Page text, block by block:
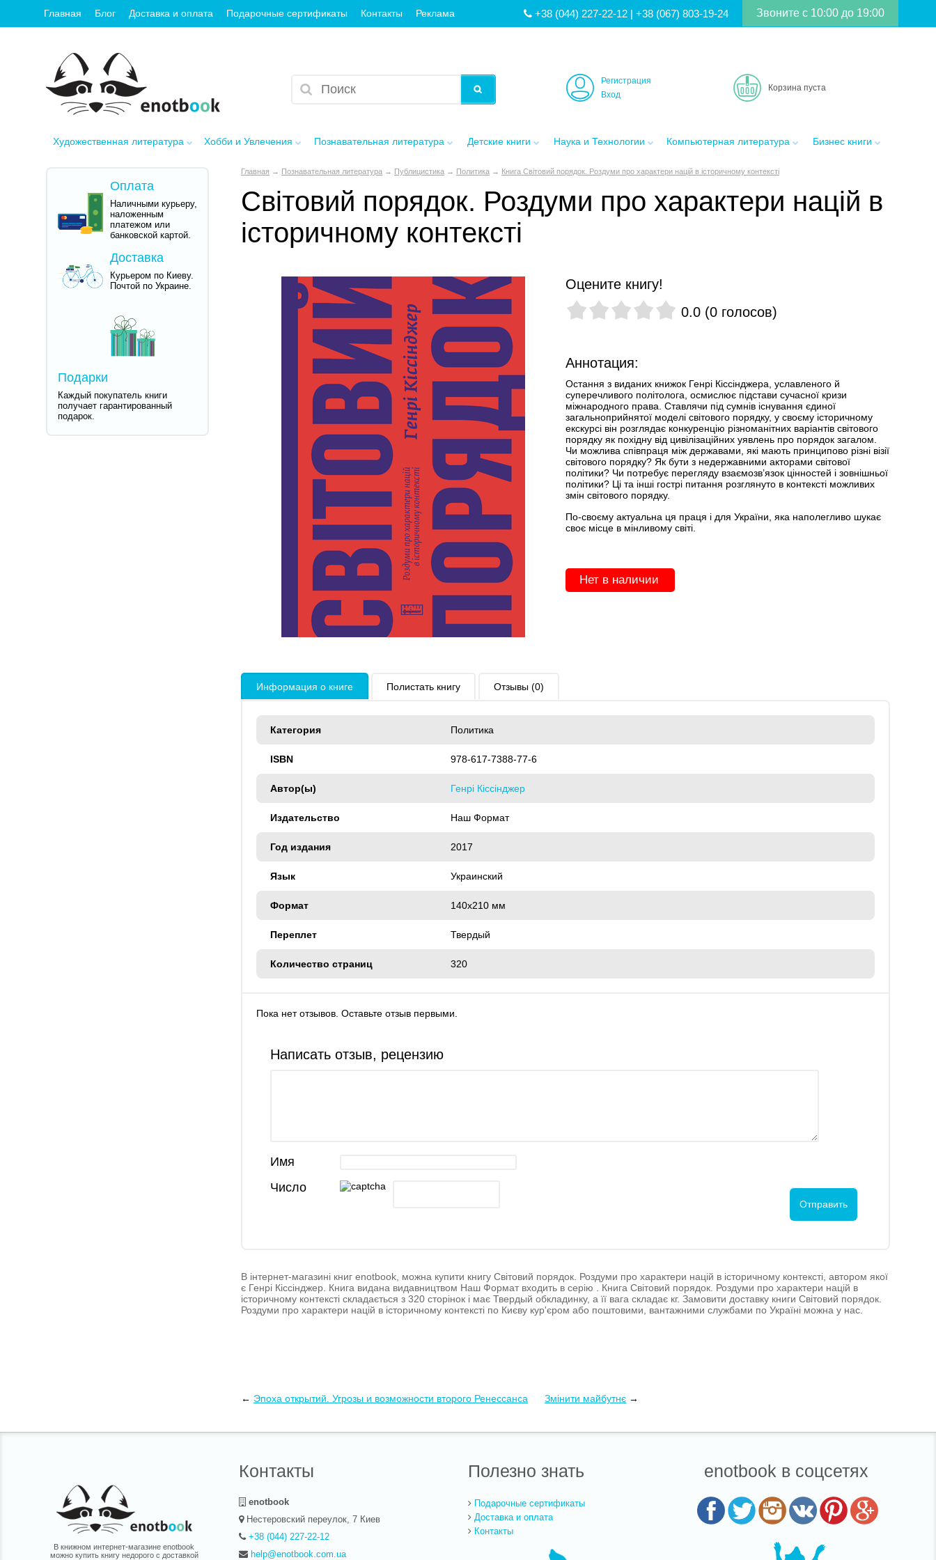
Главная Блог Доставка и оплата Подарочные сертификаты Контакты Реклама Звоните с 10:00 до 19:00
+38 (044) 227-22-12 |+38 (067) 803-19-24
Корзина пуста
Регистрация
Вход
Художественная литература Хобби и Увлечения Познавательная литература Детские книги Наука и Технологии Компьютерная литература Бизнес книги
Оплата
Наличными курьеру,
наложенным
платежом или
банковской картой.
Доставка
Курьером по Киеву.
Почтой по Украине.
Подарки
Каждый покупатель книги
получает гарантированный
подарок.
Главная → Познавательная литература → Публицистика → Политика → Книга Світовий порядок. Роздуми про характери націй в історичному контексті
Світовий порядок. Роздуми про характери націй в
історичному контексті
Оцените книгу!
0.0 (0 голосов)
Аннотация:
Остання з виданих книжок Генрі Кіссінджера, уславленого й
суперечливого політолога, осмислює підстави сучасної кризи
міжнародного права. Ставлячи під сумнів існування єдиної
загальноприйнятої моделі світового порядку, у своєму історичному
екскурсі він розглядає конкуренцію різноманітних варіантів світового
порядку як похідну від цивілізаційних уявлень про порядок загалом.
Чи можлива співпраця між державами, які мають принципово різні візії
світового порядку? Як бути з недержавними акторами світової
політики? Чи потребує перегляду взаємозв’язок цінностей і зовнішньої
політики? Ці та інші гострі питання розглянуто в контексті можливих
змін світового порядку.
По-своєму актуальна ця праця і для України, яка наполегливо шукає
своє місце в мінливому світі.
Нет в наличии
Информация о книге Полистать книгу Отзывы (0)
Категория Политика
ISBN 978-617-7388-77-6
Автор(ы) Генрі Кіссінджер
Издательство Наш Формат
Год издания 2017
Язык Украинский
Формат 140x210 мм
Переплет Твердый
Количество страниц 320
Пока нет отзывов. Оставьте отзыв первыми.
Написать отзыв, рецензию
Имя
Число
В інтернет-магазині книг enotbook, можна купити книгу Світовий порядок. Роздуми про характери націй в історичному контексті, автором якої
є Генрі Кіссінджер. Книга видана видавництвом Наш Формат входить в серію . Книга Світовий порядок. Роздуми про характери націй в
історичному контексті складається з 320 сторінок і має Твердый обкладинку, а її вага складає кг. Замовити доставку книги Світовий порядок.
Роздуми про характери націй в історичному контексті по Києву кур'єром або поштовими, вантажними службами по Україні можна у нас.
← Эпоха открытий. Угрозы и возможности второго Ренессанса Змінити майбутнє →
В книжном интернет-магазине enotbook
можно купить книгу недорого с доставкой
Контакты
enotbook
Нестеровский переулок, 7 Киев
+38 (044) 227-22-12
help@enotbook.com.ua
Полезно знать
Подарочные сертификаты
Доставка и оплата
Контакты
enotbook в соцсетях